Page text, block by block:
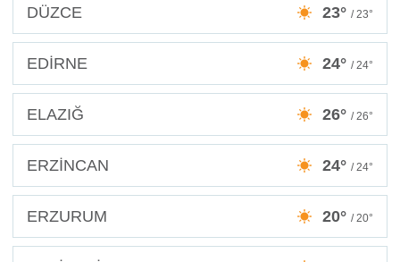
DÜZCE 23° / 23°
EDİRNE 24° / 24°
ELAZIĞ 26° / 26°
ERZİNCAN 24° / 24°
ERZURUM 20° / 20°